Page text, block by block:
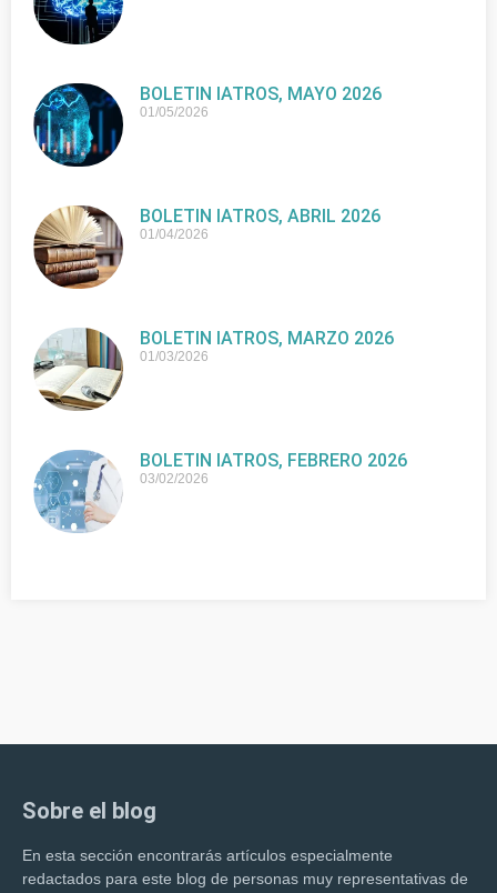
BOLETIN IATROS, MAYO 2026
01/05/2026
BOLETIN IATROS, ABRIL 2026
01/04/2026
BOLETIN IATROS, MARZO 2026
01/03/2026
BOLETIN IATROS, FEBRERO 2026
03/02/2026
Sobre el blog
En esta sección encontrarás artículos especialmente
redactados para este blog de personas muy representativas de